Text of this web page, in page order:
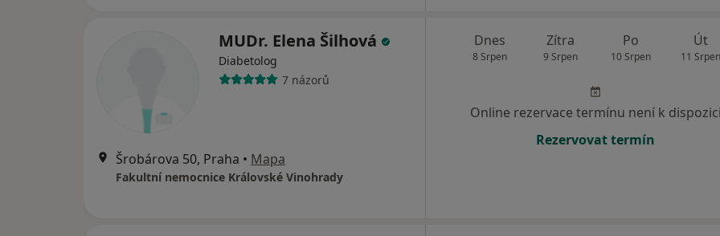
MUDr. Elena Šilhová
Diabetolog
7 názorů
Šrobárova 50, Praha • Mapa
Fakultní nemocnice Královské Vinohrady
Dnes
8 Srpen
Zítra
9 Srpen
Po
10 Srpen
Út
11 Srpen
Online rezervace termínu není k dispozici
Rezervovat termín